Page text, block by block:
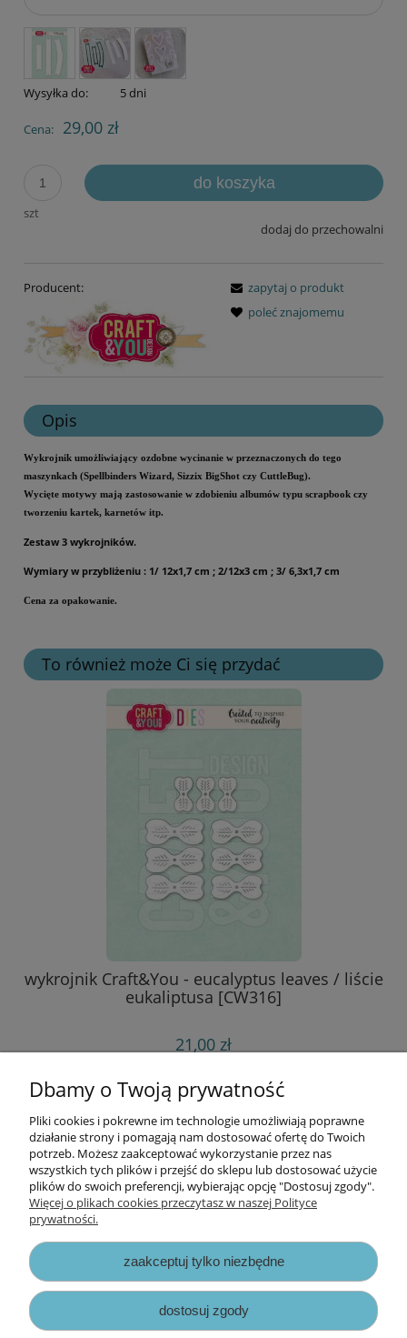
Wysyłka do: 5 dni
Cena: 29,00 zł
szt
do koszyka
dodaj do przechowalni
Producent:
zapytaj o produkt
poleć znajomemu
Opis
Wykrojnik umożliwiający ozdobne wycinanie w przeznaczonych do tego
maszynkach (Spellbinders Wizard, Sizzix BigShot czy CuttleBug).
Wycięte motywy mają zastosowanie w zdobieniu albumów typu scrapbook czy
tworzeniu kartek, karnetów itp.
Zestaw 3 wykrojników.
Wymiary w przybliżeniu : 1/ 12x1,7 cm ; 2/12x3 cm ; 3/ 6,3x1,7 cm
Cena za opakowanie.
To również może Ci się przydać
wykrojnik Craft&You - eucalyptus leaves / liście
eukaliptusa [CW316]
21,00 zł
do koszyka
Informacje
Opłaty i koszty dostawy
Zapisy prawne
Dbamy o Twoją prywatność
Pliki cookies i pokrewne im technologie umożliwiają poprawne
działanie strony i pomagają nam dostosować ofertę do Twoich
potrzeb. Możesz zaakceptować wykorzystanie przez nas
wszystkich tych plików i przejść do sklepu lub dostosować użycie
plików do swoich preferencji, wybierając opcję "Dostosuj zgody".
Więcej o plikach cookies przeczytasz w naszej Polityce
prywatności.
zaakceptuj tylko niezbędne
dostosuj zgody